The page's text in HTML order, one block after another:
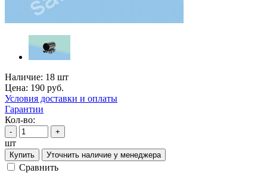
Наличие: 18 шт
Цена: 190 руб.
Условия доставки и оплаты
Гарантии
Кол-во:
- +
шт
Купить Уточнить наличие у менеджера
Cравнить